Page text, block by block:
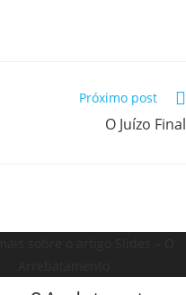
Próximo post
O Juízo Final